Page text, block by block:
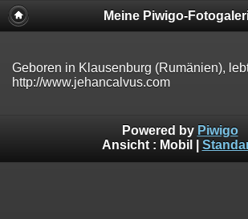
Meine Piwigo-
Geboren in Klausenburg (Rumänien),
http://www.jehancalvus.com
Powered by Piwigo
Ansicht : Mobil